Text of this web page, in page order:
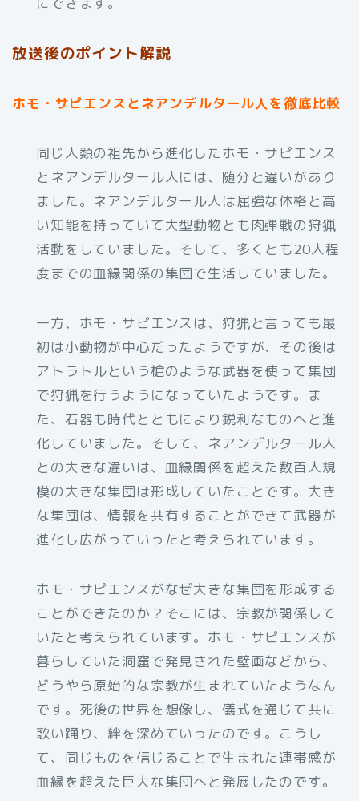
放送後のポイント解説
ホモ・サピエンスとネアンデルタール人を徹底比較
同じ人類の祖先から進化したホモ・サピエンス
とネアンデルタール人には、随分と違いがあり
ました。ネアンデルタール人は屈強な体格と高
い知能を持っていて大型動物とも肉弾戦の狩猟
活動をしていました。そして、多くとも20人程
度までの血縁関係の集団で生活していました。
一方、ホモ・サピエンスは、狩猟と言っても最
初は小動物が中心だったようですが、その後は
アトラトルという槍のような武器を使って集団
で狩猟を行うようになっていたようです。ま
た、石器も時代とともにより鋭利なものへと進
化していました。そして、ネアンデルタール人
との大きな違いは、血縁関係を超えた数百人規
模の大きな集団ほ形成していたことです。大き
な集団は、情報を共有することができて武器が
進化し広がっていったと考えられています。
ホモ・サピエンスがなぜ大きな集団を形成する
ことができたのか？そこには、宗教が関係して
いたと考えられています。ホモ・サピエンスが
暮らしていた洞窟で発見された壁画などから、
どうやら原始的な宗教が生まれていたようなん
です。死後の世界を想像し、儀式を通じて共に
歌い踊り、絆を深めていったのです。こうし
て、同じものを信じることで生まれた連帯感が
血縁を超えた巨大な集団へと発展したのです。